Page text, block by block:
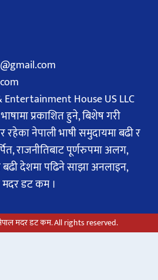
House US LLC
प्रकाशित हुने, बिशेष गरी
नेपाली भाषी समुदायमा बढी र
राजनीतिबाट पूर्णरुपमा अलग,
बढी देशमा पढिने साझा अनलाइन,
मदर डट कम ।
मदर डट कम. All rights reserved.